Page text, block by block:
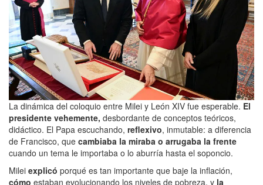
La dinámica del coloquio entre Milei y León XIV fue esperable. El
presidente vehemente, desbordante de conceptos teóricos,
didáctico. El Papa escuchando, reflexivo, inmutable: a diferencia
de Francisco, que cambiaba la miraba o arrugaba la frente
cuando un tema le importaba o lo aburría hasta el soponcio.
Milei explicó porqué es tan importante que baje la inflación,
cómo estaban evolucionando los niveles de pobreza, y la